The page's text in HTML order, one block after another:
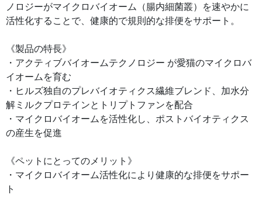
ノロジーがマイクロバイオーム（腸内細菌叢）を速やかに
活性化することで、健康的で規則的な排便をサポート。
《製品の特長》
・アクティブバイオームテクノロジー が愛猫のマイクロバ
イオームを育む
・ヒルズ独自のプレバイオティクス繊維ブレンド、加水分
解ミルクプロテインとトリプトファンを配合
・マイクロバイオームを活性化し、ポストバイオティクス
の産生を促進
《ペットにとってのメリット》
・マイクロバイオーム活性化により健康的な排便をサポー
ト